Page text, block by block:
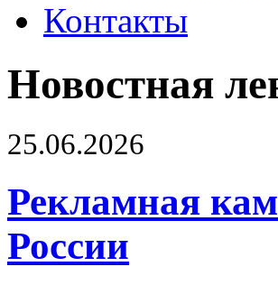
Контакты
Новостная
25.06.2026
Рекламная
России